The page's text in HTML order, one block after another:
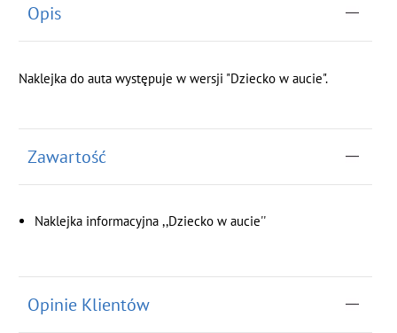
Opis
Naklejka do auta występuje w wersji "Dziecko w aucie".
Zawartość
Naklejka informacyjna ,,Dziecko w aucie''
Opinie Klientów